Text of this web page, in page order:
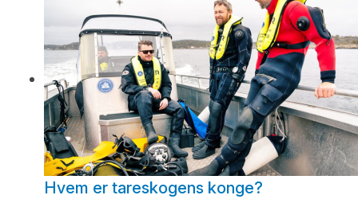
Hvem er tareskogens konge?